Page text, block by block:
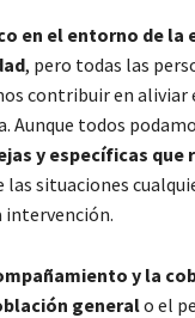
en el entorno de
, pero todas las
contribuir en
Aunque todos
y específicas
las situaciones
intervención.
y la
generalo el